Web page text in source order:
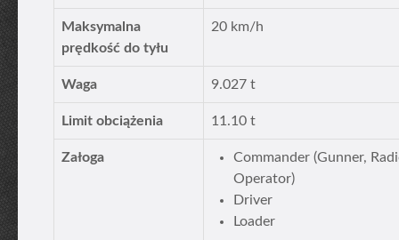
Maksymalna
prędkość do tyłu
20 km/h
Waga 9.027 t
Limit obciążenia 11.10 t
Załoga
Commander (Gunner,
Operator)
Driver
Loader